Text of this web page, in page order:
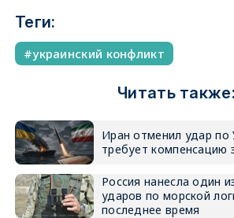
Теги:
украинский конфликт
Читать также:
Иран отменил удар по
требует компенсацию
Россия нанесла один
ударов по морской
последнее время